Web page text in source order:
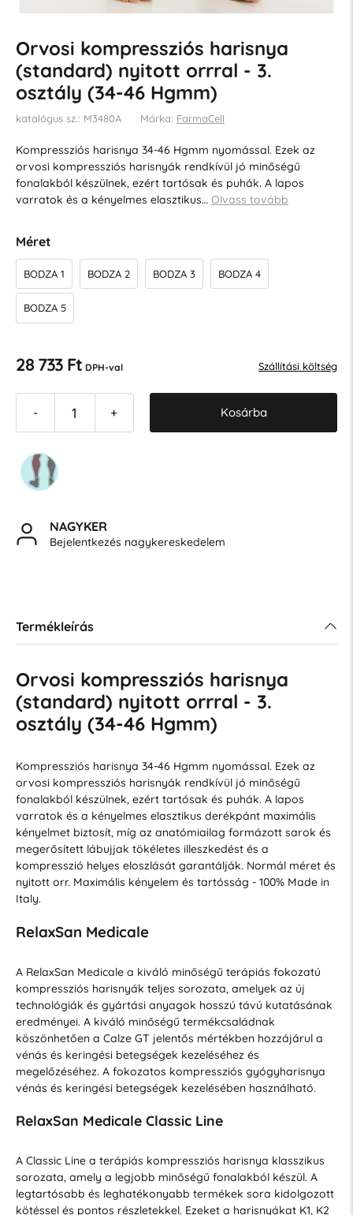
Orvosi kompressziós harisnya
(standard) nyitott orrral - 3.
osztály (34-46 Hgmm)
katalógus sz.: M3480A Márka: FarmaCell
Kompressziós harisnya 34-46 Hgmm nyomással. Ezek az
orvosi kompressziós harisnyák rendkívül jó minőségű
fonalakból készülnek, ezért tartósak és puhák. A lapos
varratok és a kényelmes elasztikus… Olvass tovább
Méret
BODZA 1 BODZA 2 BODZA 3 BODZA 4
BODZA 5
28 733 Ft DPH-val Szállítási költség
- + Kosárba
NAGYKER
Bejelentkezés nagykereskedelem
Termékleírás
Orvosi kompressziós harisnya
(standard) nyitott orrral - 3.
osztály (34-46 Hgmm)
Kompressziós harisnya 34-46 Hgmm nyomással. Ezek az
orvosi kompressziós harisnyák rendkívül jó minőségű
fonalakból készülnek, ezért tartósak és puhák. A lapos
varratok és a kényelmes elasztikus derékpánt maximális
kényelmet biztosít, míg az anatómiailag formázott sarok és
megerősített lábujjak tökéletes illeszkedést és a
kompresszió helyes eloszlását garantálják. Normál méret és
nyitott orr. Maximális kényelem és tartósság - 100% Made in
Italy.
RelaxSan Medicale
A RelaxSan Medicale a kiváló minőségű terápiás fokozatú
kompressziós harisnyák teljes sorozata, amelyek az új
technológiák és gyártási anyagok hosszú távú kutatásának
eredményei. A kiváló minőségű termékcsaládnak
köszönhetően a Calze GT jelentős mértékben hozzájárul a
vénás és keringési betegségek kezeléséhez és
megelőzéséhez. A fokozatos kompressziós gyógyharisnya
vénás és keringési betegségek kezelésében használható.
RelaxSan Medicale Classic Line
A Classic Line a terápiás kompressziós harisnya klasszikus
sorozata, amely a legjobb minőségű fonalakból készül. A
legtartósabb és leghatékonyabb termékek sora kidolgozott
kötéssel és pontos részletekkel. Ezeket a harisnyákat K1, K2